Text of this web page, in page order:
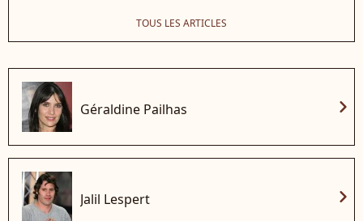
TOUS LES ARTICLES
Géraldine Pailhas chevron_right
Jalil Lespert chevron_right